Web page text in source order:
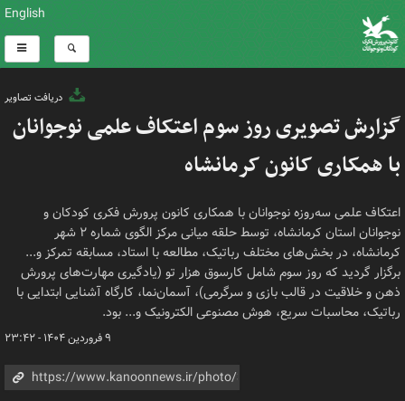
English
دریافت تصاویر
گزارش تصویری روز سوم اعتکاف علمی نوجوانان
با همکاری کانون کرمانشاه
اعتکاف علمی سه‌روزه نوجوانان با همکاری کانون پرورش فکری کودکان و
نوجوانان استان کرمانشاه، توسط حلقه میانی مرکز الگوی شماره ۲ شهر
کرمانشاه، در بخش‌های مختلف رباتیک، مطالعه با استاد، مسابقه تمرکز و...
برگزار گردید که روز سوم شامل کارسوق هزار تو (یادگیری مهارت‌های پرورش
ذهن و خلاقیت در قالب بازی و سرگرمی)، آسمان‌نما، کارگاه آشنایی ابتدایی با
رباتیک، محاسبات سریع، هوش مصنوعی الکترونیک و... بود.
۹ فروردین ۱۴۰۴ - ۲۳:۴۲